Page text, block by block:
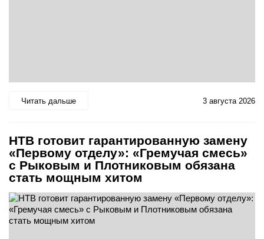
Читать дальше 3 августа 2026
НТВ готовит гарантированную замену
«Первому отделу»: «Гремучая смесь»
с Рыковым и Плотниковым обязана
стать мощным хитом